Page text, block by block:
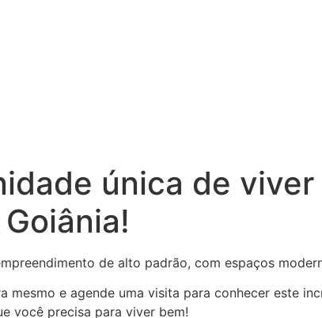
única de
de alto padrão, com espaços
mesmo e agende uma visita para conhecer este
você precisa para viver bem!